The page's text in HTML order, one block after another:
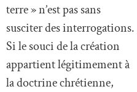
terre » n’est pas sans
susciter des interrogations.
Si le souci de la création
appartient légitimement à
la doctrine chrétienne,